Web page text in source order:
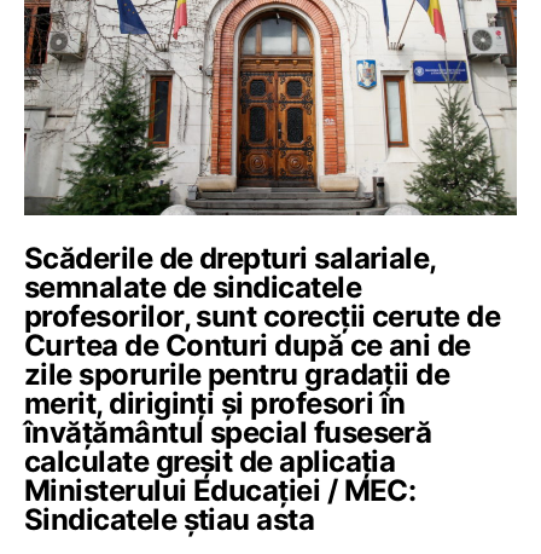
Scăderile de drepturi salariale,
semnalate de sindicatele
profesorilor, sunt corecții cerute de
Curtea de Conturi după ce ani de
zile sporurile pentru gradații de
merit, diriginți și profesori în
învățământul special fuseseră
calculate greșit de aplicația
Ministerului Educației / MEC:
Sindicatele știau asta